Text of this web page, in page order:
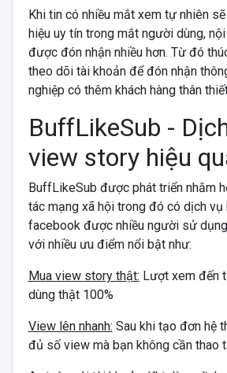
Khi tin có nhiều mắt xem tự nhiên
hiệu uy tín trong mắt người dùng,
được đón nhận nhiều hơn. Từ đó
theo dõi tài khoản để đón nhận
nghiệp có thêm khách hàng thân
BuffLikeSub -
view story hiệu
BuffLikeSub được phát triển nhằm
tác mạng xã hội trong đó có dịch
facebook được nhiều người sử
với nhiều ưu điểm nổi bật như:
Mua view story thật: Lượt xem đến
dùng thật 100%
View lên nhanh: Sau khi tạo đơn hệ
đủ số view mà bạn không cần thao